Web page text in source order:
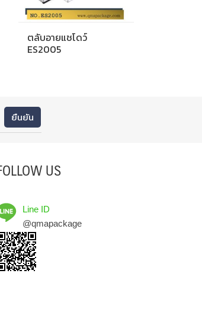
ตลับอายแชโดว์
ES2005
US
Line ID
@qmapackage